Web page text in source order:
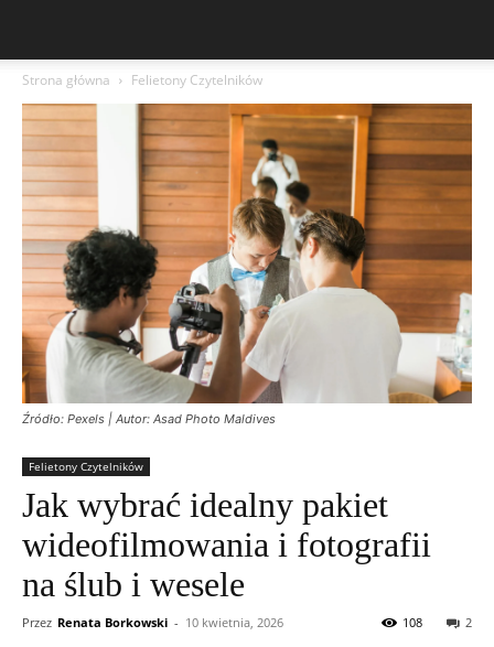
Strona główna Felietony Czytelników
Źródło: Pexels | Autor: Asad Photo Maldives
Felietony Czytelników
Jak wybrać idealny pakiet
wideofilmowania i fotografii
na ślub i wesele
Przez Renata Borkowski - 10 kwietnia, 2026 2
108